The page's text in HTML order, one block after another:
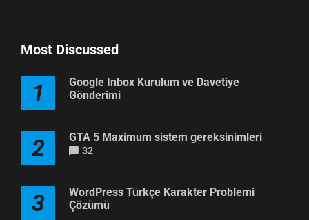
Most Discussed
1
Google Inbox Kurulum ve Davetiye
Gönderimi
2 GTA 5 Maximum sistem gereksinimleri
32
3
WordPress Türkçe Karakter Problemi
Çözümü